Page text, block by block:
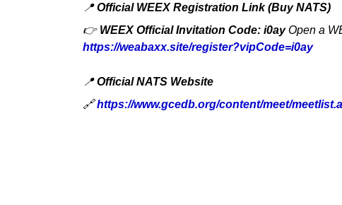
📍Official WEEX Registration Link (Buy NATS)
👉 WEEX Official Invitation Code: i0ayOpen a
https://weabaxx.site/register?vipCode=i0ay
📍Official NATS Website
🔗 https://www.gcedb.org/content/meet/